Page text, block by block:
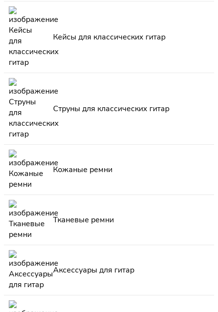
Кейсы для классических гитар
Струны для классических гитар
Кожаные ремни
Тканевые ремни
Аксессуары для гитар